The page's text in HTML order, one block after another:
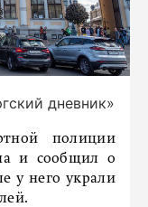
дневник»
полиции
и сообщил о
у него украли